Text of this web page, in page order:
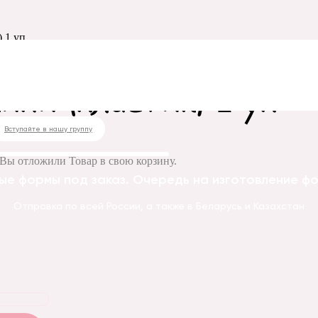
Вступайте в нашу группу
Вы отложилиТовар в свою корзину.
1 уп
(пластик) 1 уп